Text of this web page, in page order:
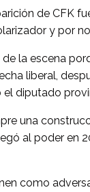
de CFK
y por
de la escena
liberal,
diputado
una
al poder en
como